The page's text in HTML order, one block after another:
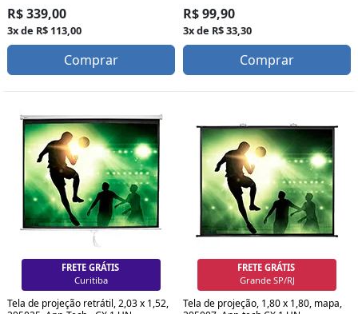
R$ 339,00
3x de R$ 113,00
Comprar
R$ 99,90
3x de R$ 33,30
Comprar
FRETE GRÁTIS
Curitiba
Tela de projeção retrátil, 2,03 x 1,52,
FRETE GRÁTIS
Grande SP/RJ
Tela de projeção, 1,80 x 1,80, mapa,